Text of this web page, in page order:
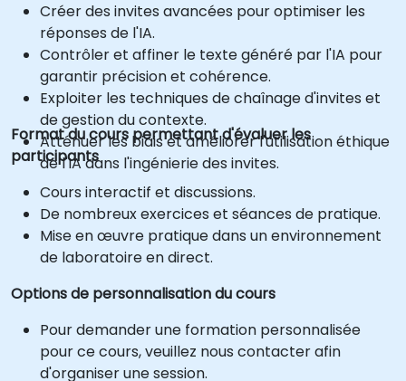
Créer des invites avancées pour optimiser les
réponses de l'IA.
Contrôler et affiner le texte généré par l'IA pour
garantir précision et cohérence.
Exploiter les techniques de chaînage d'invites et
de gestion du contexte.
Atténuer les biais et améliorer l'utilisation éthique
de l'IA dans l'ingénierie des invites.
Format du cours permettant d'évaluer les
participants
Cours interactif et discussions.
De nombreux exercices et séances de pratique.
Mise en œuvre pratique dans un environnement
de laboratoire en direct.
Options de personnalisation du cours
Pour demander une formation personnalisée
pour ce cours, veuillez nous contacter afin
d'organiser une session.